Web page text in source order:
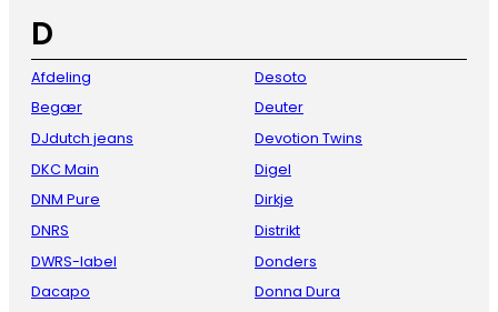
D
Afdeling
Begær
DJdutch jeans
DKC Main
DNM Pure
DNRS
DWRS-label
Dacapo
Desoto
Deuter
Devotion Twins
Digel
Dirkje
Distrikt
Donders
Donna Dura